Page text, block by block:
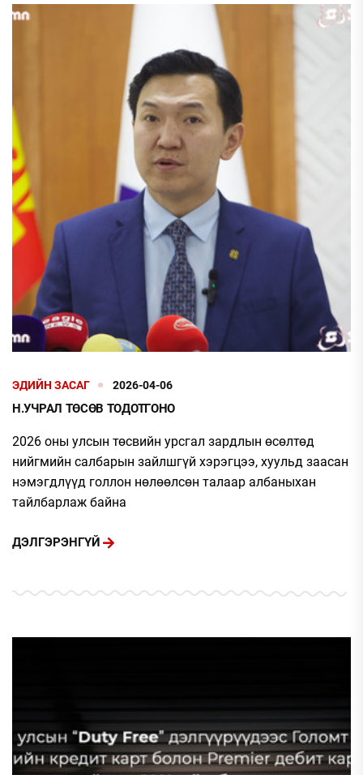
ЭДИЙН ЗАСАГ 2026-04-06
Н.УЧРАЛ ТӨСӨВ ТОДОТГОНО
2026 оны улсын төсвийн урсгал зардлын өсөлтөд
нийгмийн салбарын зайлшгүй хэрэгцээ, хуульд заасан
нэмэгдлүүд голлон нөлөөлсөн талаар албаныхан
тайлбарлаж байна
ДЭЛГЭРЭНГҮЙ